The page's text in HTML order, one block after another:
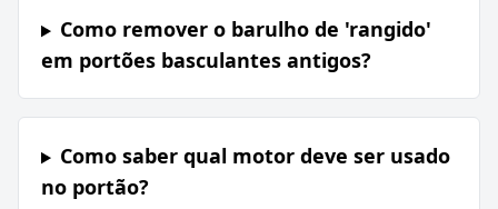
Como remover o barulho de 'rangido'
em portões basculantes antigos?
Como saber qual motor deve ser usado
no portão?